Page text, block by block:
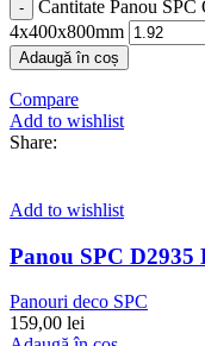
Cantitate Panou
4x400x800mm
Adaugă în coș
Compare
Add to wishlist
Share:
Add to wishlist
Panou SPC
Panouri deco SPC
159,00 lei